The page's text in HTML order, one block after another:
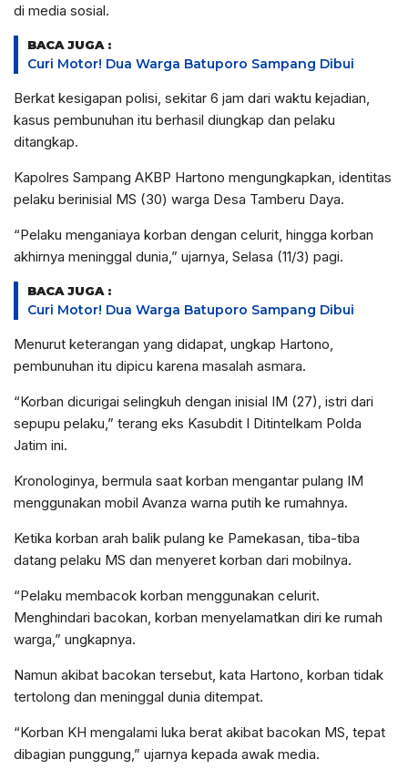
di media sosial.
BACA JUGA :
Curi Motor! Dua Warga Batuporo Sampang Dibui
Berkat kesigapan polisi, sekitar 6 jam dari waktu kejadian,
kasus pembunuhan itu berhasil diungkap dan pelaku
ditangkap.
Kapolres Sampang AKBP Hartono mengungkapkan, identitas
pelaku berinisial MS (30) warga Desa Tamberu Daya.
“Pelaku menganiaya korban dengan celurit, hingga korban
akhirnya meninggal dunia,” ujarnya, Selasa (11/3) pagi.
BACA JUGA :
Curi Motor! Dua Warga Batuporo Sampang Dibui
Menurut keterangan yang didapat, ungkap Hartono,
pembunuhan itu dipicu karena masalah asmara.
“Korban dicurigai selingkuh dengan inisial IM (27), istri dari
sepupu pelaku,” terang eks Kasubdit I Ditintelkam Polda
Jatim ini.
Kronologinya, bermula saat korban mengantar pulang IM
menggunakan mobil Avanza warna putih ke rumahnya.
Ketika korban arah balik pulang ke Pamekasan, tiba-tiba
datang pelaku MS dan menyeret korban dari mobilnya.
“Pelaku membacok korban menggunakan celurit.
Menghindari bacokan, korban menyelamatkan diri ke rumah
warga,” ungkapnya.
Namun akibat bacokan tersebut, kata Hartono, korban tidak
tertolong dan meninggal dunia ditempat.
“Korban KH mengalami luka berat akibat bacokan MS, tepat
dibagian punggung,” ujarnya kepada awak media.